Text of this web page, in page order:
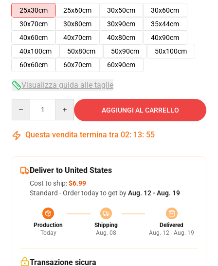
25x30cm
25x60cm 30x50cm
30x60cm
30x70cm
30x80cm 30x90cm
35x44cm
40x60cm
40x70cm 40x80cm
40x90cm
40x100cm
50x80cm 50x90cm
50x100cm
60x60cm
60x70cm 60x90cm
Visualizza guida alle taglie
AGGIUNGI AL CARRELLO
Questa vendita termina tra 02: 13: 54
Deliver to United States
Cost to ship:$6.99
Standard - Order today to get byAug. 12 - Aug. 19
Production
Today
Shipping
Aug. 08
Delivered
Aug. 12 - Aug. 19
Transazione sicura